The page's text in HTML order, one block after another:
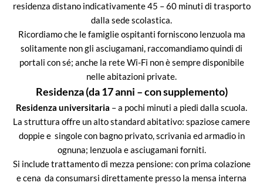
residenza distano indicativamente 45 – 60 minuti di trasporto
dalla sede scolastica.
Ricordiamo che le famiglie ospitanti forniscono lenzuola ma
solitamente non gli asciugamani, raccomandiamo quindi di
portali con sé; anche la rete Wi-Fi non è sempre disponibile
nelle abitazioni private.
Residenza (da 17 anni – con supplemento)
Residenza universitaria – a pochi minuti a piedi dalla scuola.
La struttura offre un alto standard abitativo: spaziose camere
doppie e singole con bagno privato, scrivania ed armadio in
ognuna; lenzuola e asciugamani forniti.
Si include trattamento di mezza pensione: con prima colazione
e cena da consumarsi direttamente presso la mensa interna